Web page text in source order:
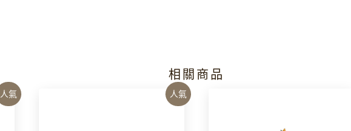
相關商品
人氣 人氣